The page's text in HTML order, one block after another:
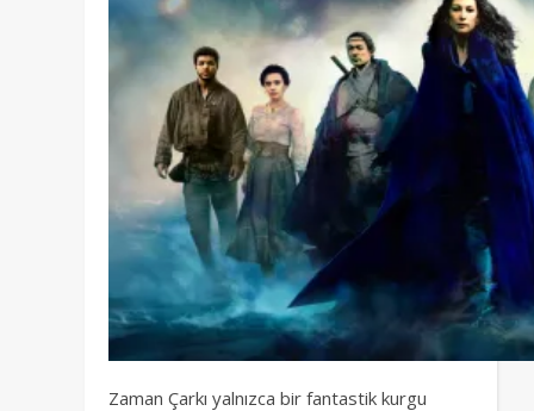
Zaman Çarkı yalnızca bir fantastik kurgu